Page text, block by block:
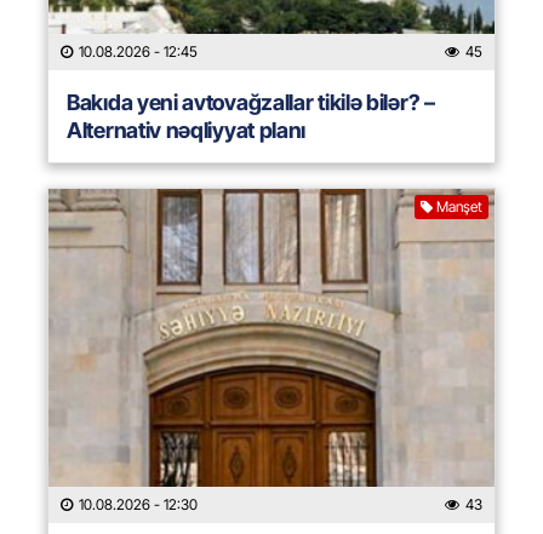
10.08.2026 - 12:45 45
Bakıda yeni avtovağzallar tikilə bilər? –
Alternativ nəqliyyat planı
Manşet
10.08.2026 - 12:30 43